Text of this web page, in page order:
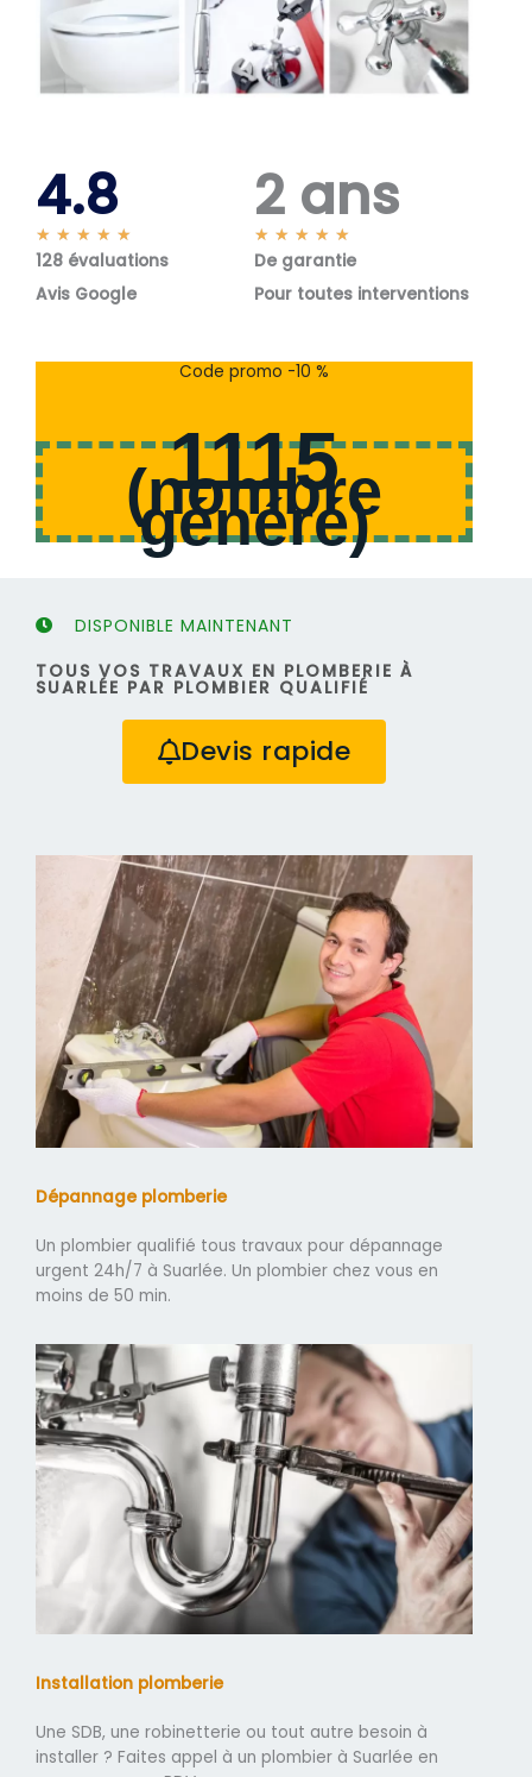
4.8
★ ★ ★ ★ ★
o
s
128 évaluations
Avis Google
2 ans
★ ★ ★ ★ ★
o
s
De garantie
Pour toutes interventions
Code promo -10 %
1115
(nombre
généré)
DISPONIBLE MAINTENANT
TOUS VOS TRAVAUX EN PLOMBERIE À
SUARLÉE PAR PLOMBIER QUALIFIÉ
Devis rapide
Dépannage plomberie
Un plombier qualifié tous travaux pour dépannage
urgent 24h/7 à Suarlée. Un plombier chez vous en
moins de 50 min.
Installation plomberie
Une SDB, une robinetterie ou tout autre besoin à
installer ? Faites appel à un plombier à Suarlée en